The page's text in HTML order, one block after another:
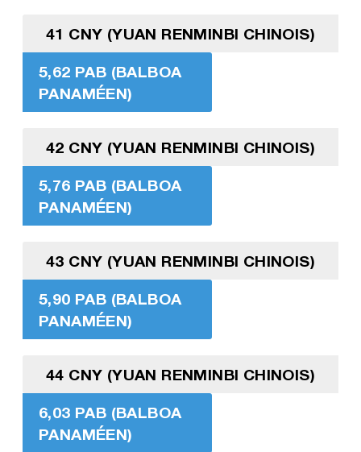
41 CNY (YUAN RENMINBI CHINOIS)
5,62 PAB (BALBOA
PANAMÉEN)
42 CNY (YUAN RENMINBI CHINOIS)
5,76 PAB (BALBOA
PANAMÉEN)
43 CNY (YUAN RENMINBI CHINOIS)
5,90 PAB (BALBOA
PANAMÉEN)
44 CNY (YUAN RENMINBI CHINOIS)
6,03 PAB (BALBOA
PANAMÉEN)